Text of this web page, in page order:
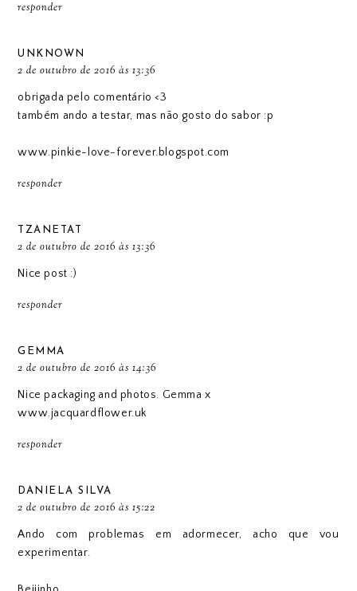
responder
UNKNOWN
2 de outubro de 2016 às 13:36
obrigada pelo comentário <3
também ando a testar, mas não gosto do sabor :p
www.pinkie-love-forever.blogspot.com
responder
TZANETAT
2 de outubro de 2016 às 13:36
Nice post :)
responder
GEMMA
2 de outubro de 2016 às 14:36
Nice packaging and photos. Gemma x
www.jacquardflower.uk
responder
DANIELA SILVA
2 de outubro de 2016 às 15:22
Ando com problemas em adormecer, acho que vou
experimentar.